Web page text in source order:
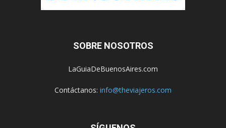
SOBRE NOSOTROS
LaGuiaDeBuenosAires.com
Contáctanos: info@theviajeros.com